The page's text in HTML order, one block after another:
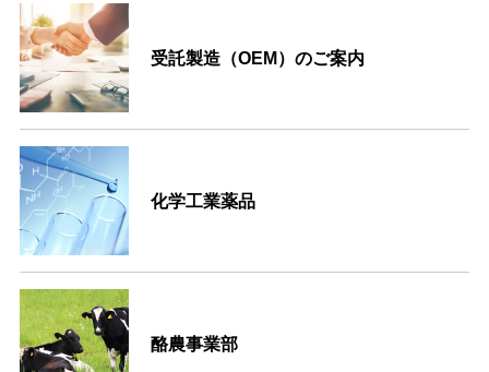
受託製造（OEM）のご案内
化学工業薬品
酪農事業部